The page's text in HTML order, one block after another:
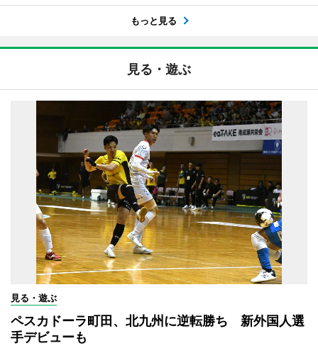
もっと見る
見る・遊ぶ
見る・遊ぶ
ペスカドーラ町田、北九州に逆転勝ち 新外国人選
手デビューも